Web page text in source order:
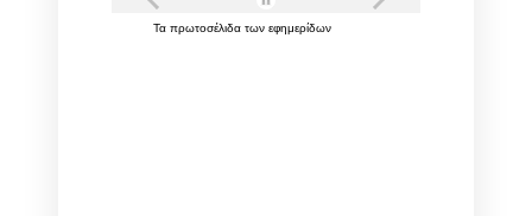
Τα πρωτοσέλιδα των εφημερίδων